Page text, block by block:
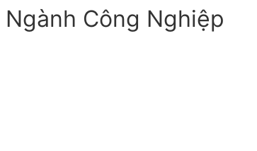
Công Nghiệp